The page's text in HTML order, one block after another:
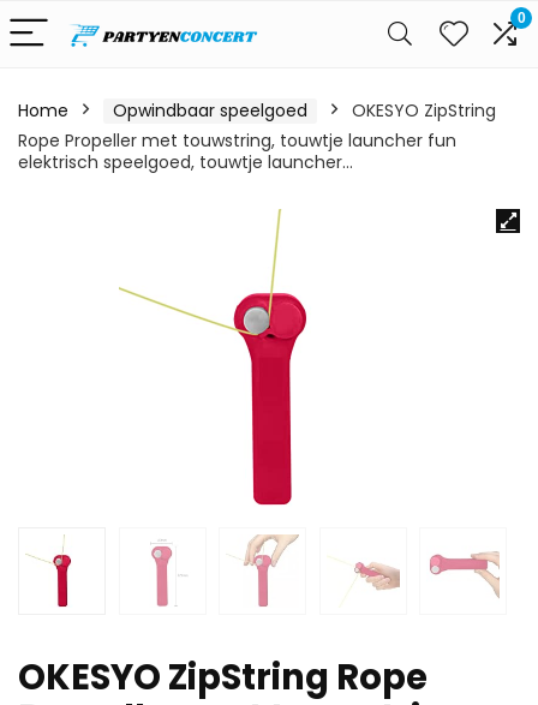
0
Home Opwindbaar speelgoed
OKESYO ZipString
Rope Propeller met touwstring, touwtje launcher fun
elektrisch speelgoed, touwtje launcher…
OKESYO ZipString Rope